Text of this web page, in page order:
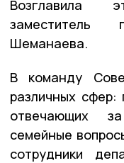
Возглавила
заместитель
Шеманаева.
В команду
различных сфер:
отвечающих
семейные
сотрудники